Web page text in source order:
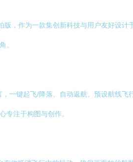
，作为一款集创新科技与用户友好设计
。
一键起飞/降落、自动返航、预设航线飞
专注于构图与创作。